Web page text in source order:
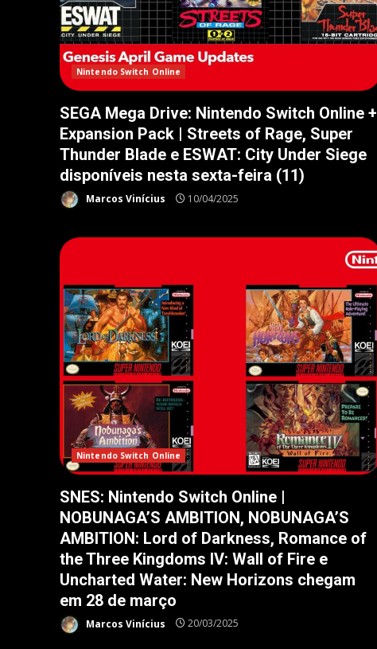
Nintendo Switch Online
SEGA Mega Drive: Nintendo Switch Online +
Expansion Pack | Streets of Rage, Super
Thunder Blade e ESWAT: City Under Siege
disponíveis nesta sexta-feira (11)
Marcos Vinícius 10/04/2025
Nintendo Switch Online
SNES: Nintendo Switch Online |
NOBUNAGA’S AMBITION, NOBUNAGA’S
AMBITION: Lord of Darkness, Romance of
the Three Kingdoms IV: Wall of Fire e
Uncharted Water: New Horizons chegam
em 28 de março
Marcos Vinícius 20/03/2025